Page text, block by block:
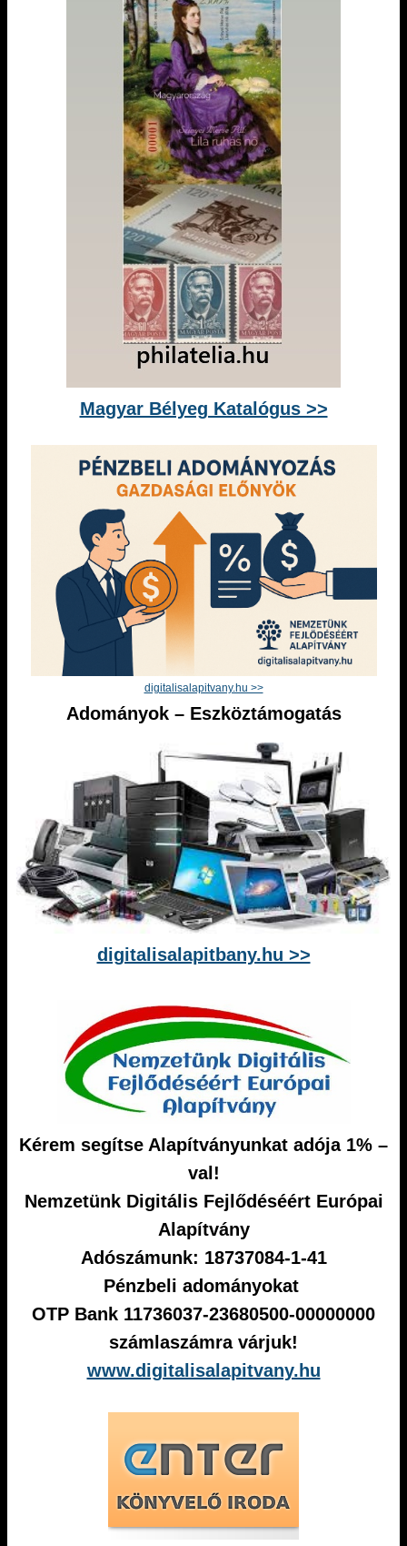
Magyar Bélyeg Katalógus >>
digitalisalapitvany.hu >>
Adományok – Eszköztámogatás
digitalisalapitbany.hu >>
Kérem segítse Alapítványunkat adója 1% –
val!
Nemzetünk Digitális Fejlődéséért Európai
Alapítvány
Adószámunk: 18737084-1-41
Pénzbeli adományokat
OTP Bank 11736037-23680500-00000000
számlaszámra várjuk!
www.digitalisalapitvany.hu